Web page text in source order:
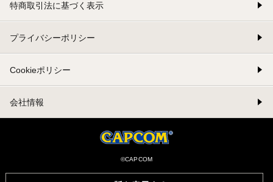
特商取引法に基づく表示
プライバシーポリシー
Cookieポリシー
会社情報
©CAPCOM